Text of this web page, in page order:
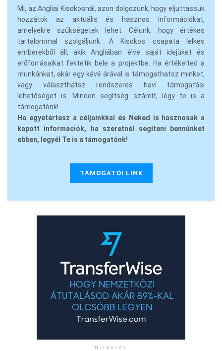
Mi, az Angliai Kisokosnál, azon dolgozunk, hogy eljuttassuk
hozzátok az aktuális és hasznos információkat,
amelyekre szükségetek lehet. Célunk, hogy értékes
tartalommal szolgáljunk. A Kisokos csapata lelkes
emberekből áll, akik Angliában élve saját idejüket és
erőforrásaikat fektetik bele a projektbe. Ha értékelted a
munkánkat, akár egy kávé árával is támogathatsz minket,
vagy választhatsz rendszeres havi támogatási
lehetőséget is. Minden segítség számít, légy te is a
támogatónk!
Ha egyetértesz a céljainkkal és Neked is hasznosak a
kapott információk, ha szeretnél segíteni bennünket
ebben, legyél Te is a támogatónk!
TÁMOGATÓI LINK
Hirdetés